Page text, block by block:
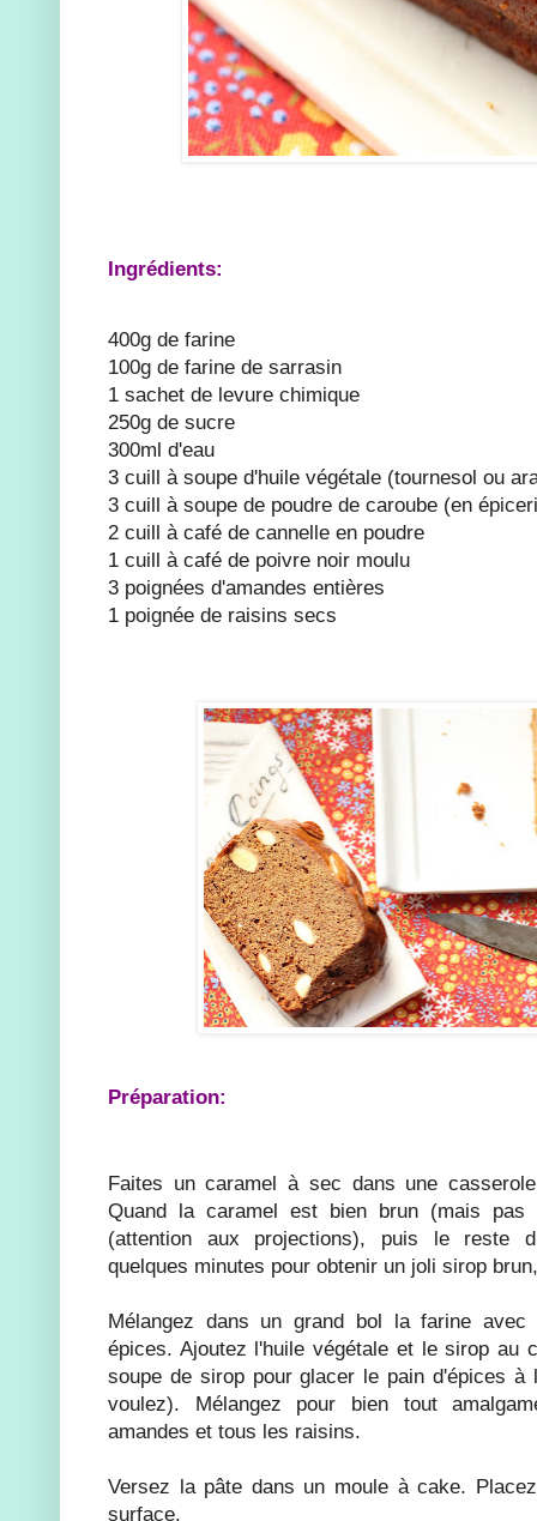
Ingrédients:
400g de farine
100g de farine de sarrasin
1 sachet de levure chimique
250g de sucre
300ml d'eau
3 cuill à soupe d'huile végétale (tournesol ou
3 cuill à soupe de poudre de caroube (en
2 cuill à café de cannelle en poudre
1 cuill à café de poivre noir moulu
3 poignées d'amandes entières
1 poignée de raisins secs
Préparation:
Faites un caramel à sec dans une
Quand la caramel est bien brun (mais pas
(attention aux projections), puis le reste
quelques minutes pour obtenir un joli sirop
Mélangez dans un grand bol la farine
épices. Ajoutez l'huile végétale et le sirop au
soupe de sirop pour glacer le pain d'épices
voulez). Mélangez pour bien tout
amandes et tous les raisins.
Versez la pâte dans un moule à cake.
surface.